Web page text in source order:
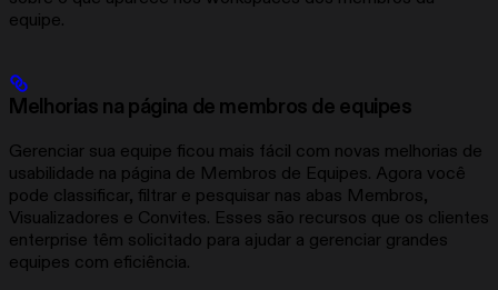
equipe.
Melhorias na página de membros de equipes
Gerenciar sua equipe ficou mais fácil com novas melhorias de
usabilidade na página de Membros de Equipes. Agora você
pode classificar, filtrar e pesquisar nas abas Membros,
Visualizadores e Convites. Esses são recursos que os clientes
enterprise têm solicitado para ajudar a gerenciar grandes
equipes com eficiência.